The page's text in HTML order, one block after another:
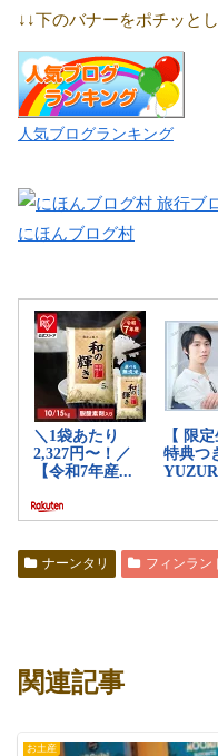
↓↓下のバナーをポチッと
人気ブログランキング
にほんブログ村
ナーンタリ フィンラン
関連記事
お土産